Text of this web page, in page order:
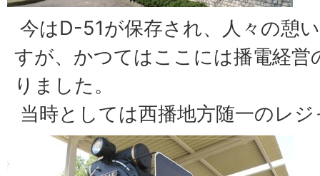
今はD-51が保存され、人々の憩
すが、かつてはここには播電経営
りました。
当時としては西播地方随一のレ